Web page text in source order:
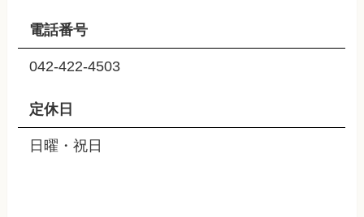
電話番号
042-422-4503
定休日
日曜・祝日